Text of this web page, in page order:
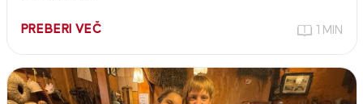
PREBERI VEČ 1 MIN